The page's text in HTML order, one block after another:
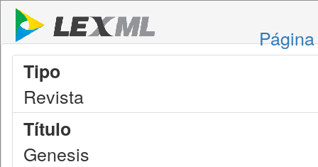
Tipo
Revista
Título
Genesis